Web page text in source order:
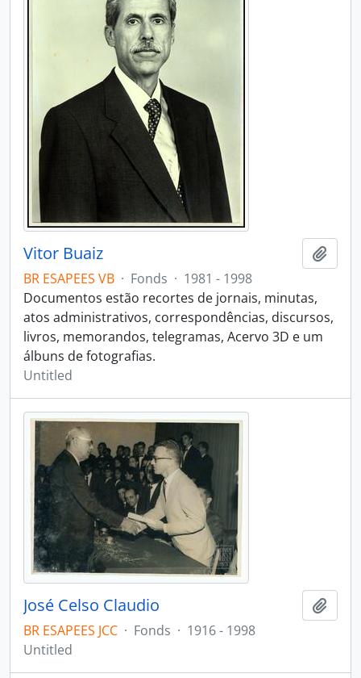
Vitor Buaiz
BR ESAPEES VB · Fonds · 1981 - 1998
Documentos estão recortes de jornais, minutas,
atos administrativos, correspondências, discursos,
livros, memorandos, telegramas, Acervo 3D e um
álbuns de fotografias.
Untitled
José Celso Claudio
BR ESAPEES JCC · Fonds · 1916 - 1998
Untitled